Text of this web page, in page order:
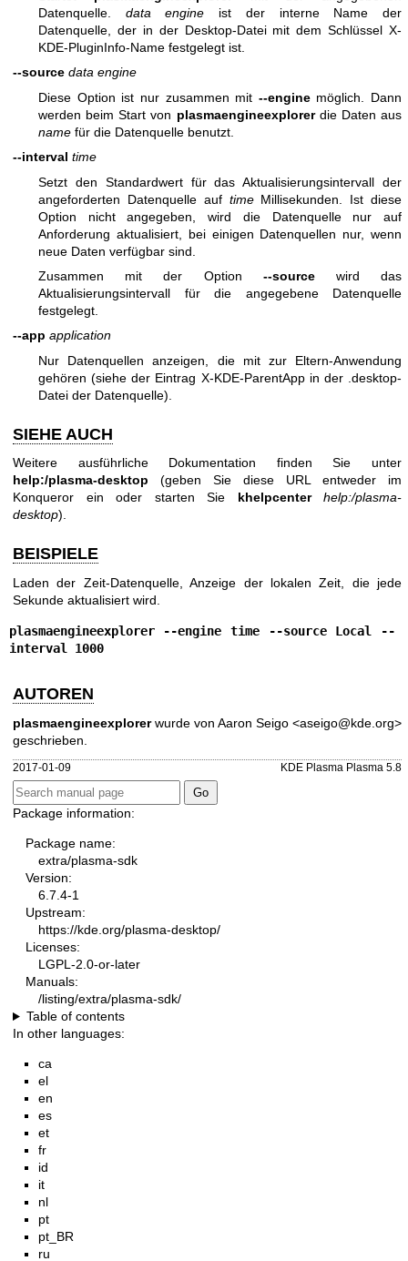
Datenquelle. data engine ist der interne Name der
Datenquelle, der in der Desktop-Datei mit dem Schlüssel X-
KDE-PluginInfo-Name festgelegt ist.
--source data engine
Diese Option ist nur zusammen mit --enginemöglich. Dann
werden beim Start von plasmaengineexplorerdie Daten aus
name für die Datenquelle benutzt.
--interval time
Setzt den Standardwert für das Aktualisierungsintervall der
angeforderten Datenquelle auf timeMillisekunden. Ist diese
Option nicht angegeben, wird die Datenquelle nur auf
Anforderung aktualisiert, bei einigen Datenquellen nur, wenn
neue Daten verfügbar sind.
Zusammen mit der Option --sourcewird das
Aktualisierungsintervall für die angegebene Datenquelle
festgelegt.
--app application
Nur Datenquellen anzeigen, die mit zur Eltern-Anwendung
gehören (siehe der Eintrag X-KDE-ParentApp in der .desktop-
Datei der Datenquelle).
SIEHE AUCH
Weitere ausführliche Dokumentation finden Sie unter
help:/plasma-desktop (geben Sie diese URL entweder im
Konqueror ein oder starten Sie khelpcenter
help:/plasma-
desktop).
BEISPIELE
Laden der Zeit-Datenquelle, Anzeige der lokalen Zeit, die jede
Sekunde aktualisiert wird.
plasmaengineexplorer --engine time --source Local
--
interval 1000
AUTOREN
plasmaengineexplorerwurde von Aaron Seigo <aseigo@kde.org>
geschrieben.
2017-01-09 KDE Plasma Plasma 5.8
Package information:
Package name:
extra/plasma-sdk
Version:
6.7.4-1
Upstream:
https://kde.org/plasma-desktop/
Licenses:
LGPL-2.0-or-later
Manuals:
/listing/extra/plasma-sdk/
Table of contents
In other languages:
ca
el
en
es
et
fr
id
it
nl
pt
pt_BR
ru